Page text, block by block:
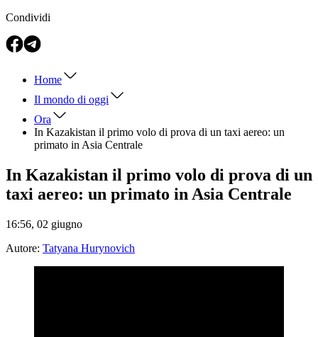
Condividi
Home
Il mondo di oggi
Ora
In Kazakistan il primo volo di prova di un taxi aereo: un
primato in Asia Centrale
In Kazakistan il primo volo di prova di un
taxi aereo: un primato in Asia Centrale
16:56, 02 giugno
Autore: Tatyana Hurynovich